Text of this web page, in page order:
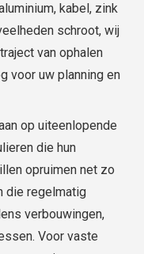
kabel, zink
schroot, wij
van ophalen
voor uw planning en
op uiteenlopende
die hun
opruimen net zo
die regelmatig
verbouwingen,
Voor vaste